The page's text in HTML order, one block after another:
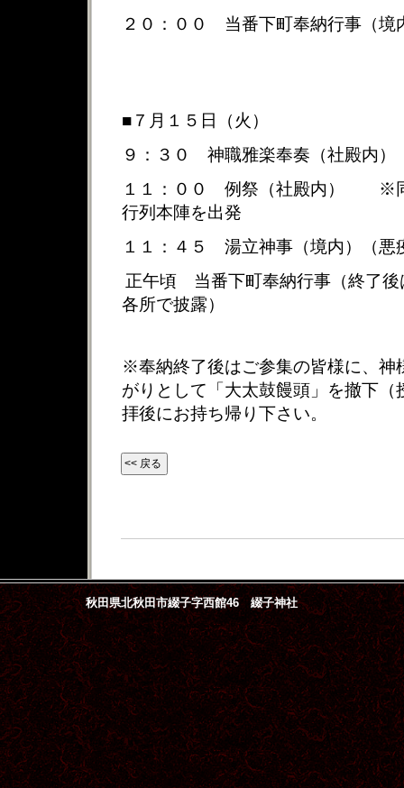
２０：００
当番下町奉納行事（境
■７月１５日（火）
９：３０ 神職雅楽奉奏（社殿内）
１１：００ 例祭（社殿内） ※
行列本陣を出発
１１：４５ 湯立神事（境内）（悪
正午頃 当番下町奉納行事（終了
各所で披露）
※奉納終了後はご参集の皆様に、 神
がりとして「大太鼓饅頭」を撤下（
拝後にお持ち帰り下さい。
秋田県北秋田市綴子字西館46 綴子神社